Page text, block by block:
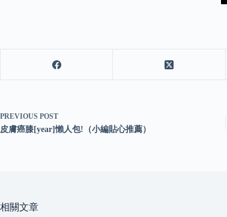
PREVIOUS POST
皮膚癌膝[year]懶人包!（小編貼心推薦）
相關文章